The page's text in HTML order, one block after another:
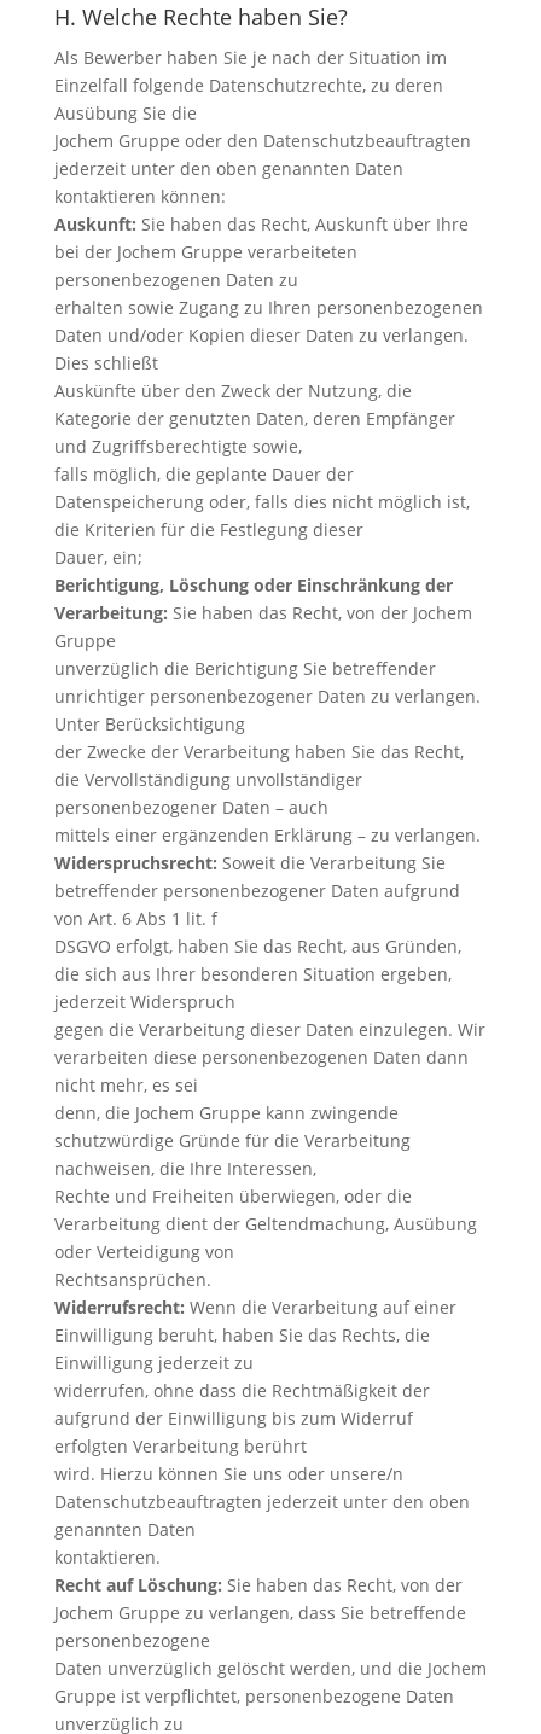
H. Welche Rechte haben Sie?
Als Bewerber haben Sie je nach der Situation im
Einzelfall folgende Datenschutzrechte, zu deren
Ausübung Sie die
Jochem Gruppe oder den Datenschutzbeauftragten
jederzeit unter den oben genannten Daten
kontaktieren können:
Auskunft: Sie haben das Recht, Auskunft über Ihre
bei der Jochem Gruppe verarbeiteten
personenbezogenen Daten zu
erhalten sowie Zugang zu Ihren personenbezogenen
Daten und/oder Kopien dieser Daten zu verlangen.
Dies schließt
Auskünfte über den Zweck der Nutzung, die
Kategorie der genutzten Daten, deren Empfänger
und Zugriffsberechtigte sowie,
falls möglich, die geplante Dauer der
Datenspeicherung oder, falls dies nicht möglich ist,
die Kriterien für die Festlegung dieser
Dauer, ein;
Berichtigung, Löschung oder Einschränkung der
Verarbeitung: Sie haben das Recht, von der Jochem
Gruppe
unverzüglich die Berichtigung Sie betreffender
unrichtiger personenbezogener Daten zu verlangen.
Unter Berücksichtigung
der Zwecke der Verarbeitung haben Sie das Recht,
die Vervollständigung unvollständiger
personenbezogener Daten – auch
mittels einer ergänzenden Erklärung – zu verlangen.
Widerspruchsrecht: Soweit die Verarbeitung Sie
betreffender personenbezogener Daten aufgrund
von Art. 6 Abs 1 lit. f
DSGVO erfolgt, haben Sie das Recht, aus Gründen,
die sich aus Ihrer besonderen Situation ergeben,
jederzeit Widerspruch
gegen die Verarbeitung dieser Daten einzulegen. Wir
verarbeiten diese personenbezogenen Daten dann
nicht mehr, es sei
denn, die Jochem Gruppe kann zwingende
schutzwürdige Gründe für die Verarbeitung
nachweisen, die Ihre Interessen,
Rechte und Freiheiten überwiegen, oder die
Verarbeitung dient der Geltendmachung, Ausübung
oder Verteidigung von
Rechtsansprüchen.
Widerrufsrecht: Wenn die Verarbeitung auf einer
Einwilligung beruht, haben Sie das Rechts, die
Einwilligung jederzeit zu
widerrufen, ohne dass die Rechtmäßigkeit der
aufgrund der Einwilligung bis zum Widerruf
erfolgten Verarbeitung berührt
wird. Hierzu können Sie uns oder unsere/n
Datenschutzbeauftragten jederzeit unter den oben
genannten Daten
kontaktieren.
Recht auf Löschung: Sie haben das Recht, von der
Jochem Gruppe zu verlangen, dass Sie betreffende
personenbezogene
Daten unverzüglich gelöscht werden, und die Jochem
Gruppe ist verpflichtet, personenbezogene Daten
unverzüglich zu